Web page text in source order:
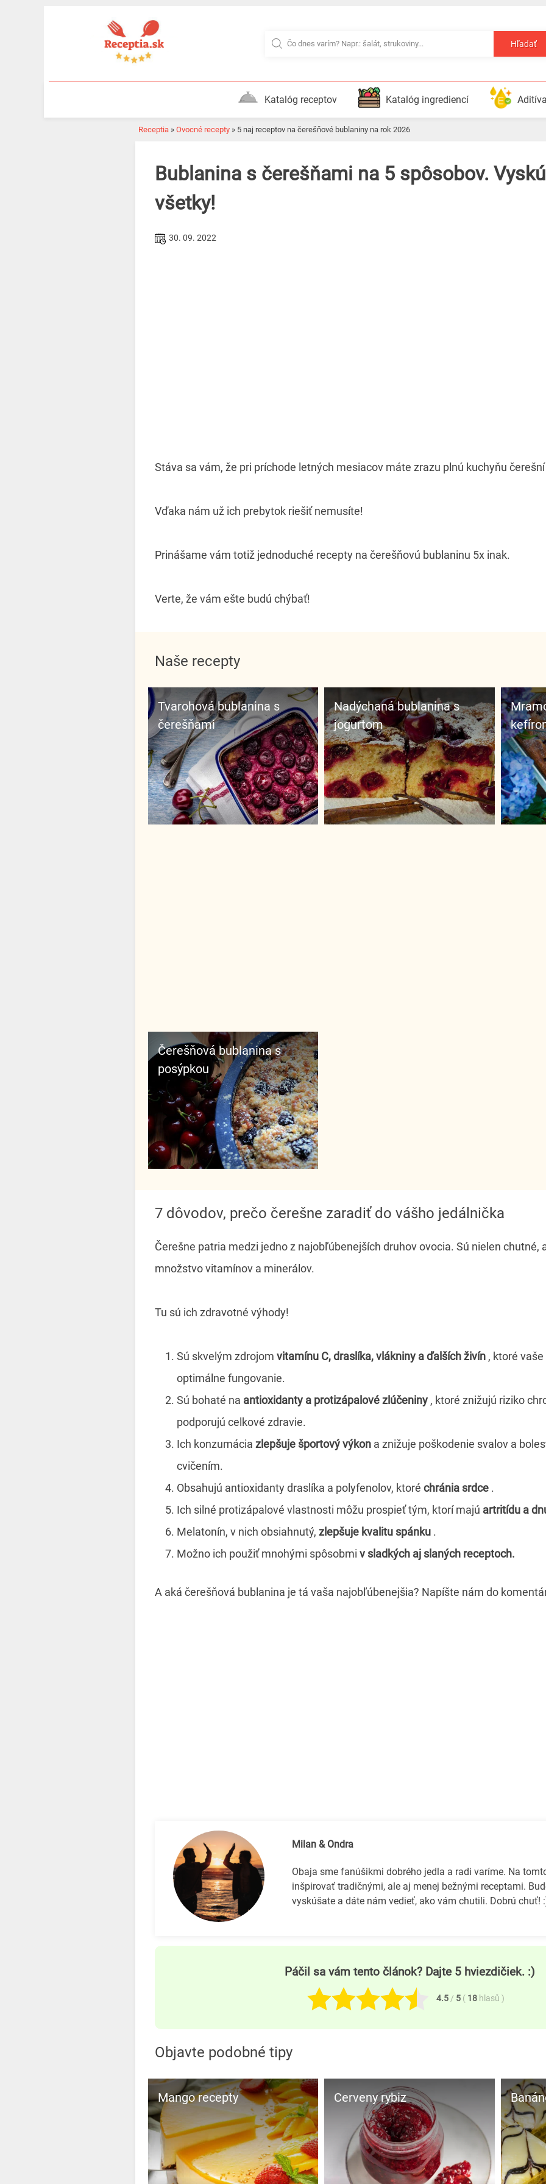
Hľadať
Katalóg receptov Katalóg ingrediencí
Receptia » Ovocné recepty » 5 naj receptov na čerešňové bublaniny na rok 2026
Bublanina s čerešňami na 5 spôsobov. Vyskúšajte ich
všetky!
30. 09. 2022
Stáva sa vám, že pri príchode letných mesiacov máte zrazu plnú kuchyňu
Vďaka nám už ich prebytok riešiť nemusíte!
Prinášame vám totiž jednoduché recepty na čerešňovú bublaninu 5x inak.
Verte, že vám ešte budú chýbať!
Naše recepty
Tvarohová bublanina s
čerešňami
Nadýchaná bublanina s
jogurtom
Mramorová bublanina s
Čerešňová bublanina s
posýpkou
7 dôvodov, prečo čerešne zaradiť do vášho jedálnička
Čerešne patria medzi jedno z najobľúbenejších druhov ovocia. Sú nielen chutné,
množstvo vitamínov a minerálov.
Tu sú ich zdravotné výhody!
Sú skvelým zdrojom vitamínu C, draslíka, vlákniny a ďalších živín , ktoré
optimálne fungovanie.
Sú bohaté na antioxidanty a protizápalové zlúčeniny , ktoré znižujú riziko
podporujú celkové zdravie.
Ich konzumácia zlepšuje športový výkon a znižuje poškodenie svalov a
cvičením.
Obsahujú antioxidanty draslíka a polyfenolov, ktoré chránia srdce .
Ich silné protizápalové vlastnosti môžu prospieť tým, ktorí majú artritídu a
Melatonín, v nich obsiahnutý, zlepšuje kvalitu spánku .
Možno ich použiť mnohými spôsobmi v sladkých aj slaných receptoch.
A aká čerešňová bublanina je tá vaša najobľúbenejšia? Napíšte nám do
Milan & Ondra
Obaja sme fanúšikmi dobrého jedla a radi varíme. Na
inšpirovať tradičnými, ale aj menej bežnými receptami.
vyskúšate a dáte nám vedieť, ako vám chutili. Dobrú chuť!
Páčil sa vám tento článok? Dajte 5 hviezdičiek. :)
4.5 / 5 ( 18 hlasů )
Objavte podobné tipy
Mango recepty Cerveny rybiz